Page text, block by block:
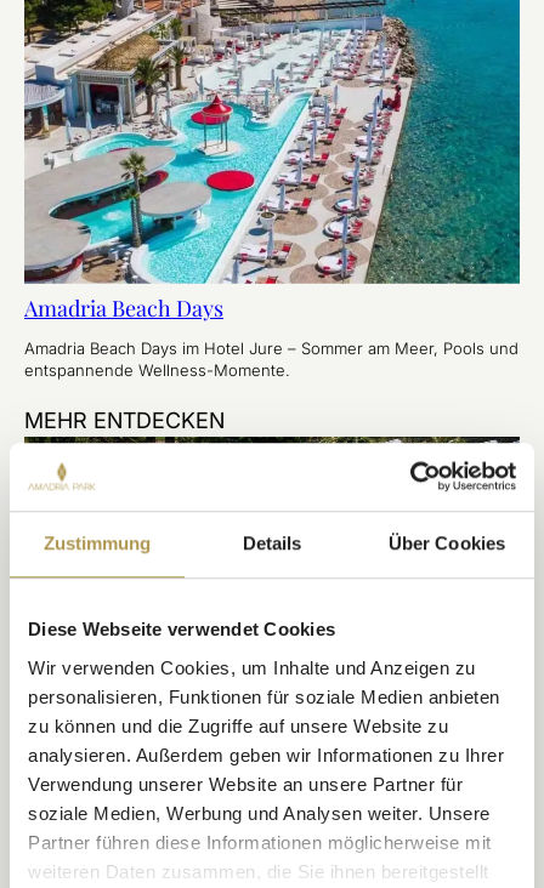
Zustimmung Details Über Cookies
Diese Webseite verwendet Cookies
Wir verwenden Cookies, um Inhalte und Anzeigen zu
personalisieren, Funktionen für soziale Medien anbieten
zu können und die Zugriffe auf unsere Website zu
analysieren. Außerdem geben wir Informationen zu Ihrer
Verwendung unserer Website an unsere Partner für
soziale Medien, Werbung und Analysen weiter. Unsere
Partner führen diese Informationen möglicherweise mit
weiteren Daten zusammen, die Sie ihnen bereitgestellt
Amadria Beach Days
Amadria Beach Days im Hotel Jure – Sommer am Meer, Pools und
entspannende Wellness-Momente.
MEHR ENTDECKEN
Full Summer Experience
Full Summer Experience im Amadria Park Hotel Jure und sichern
Sie sich 20 % Rabatt für Ihren perfekten Sommerurlaub.
MEHR ENTDECKEN